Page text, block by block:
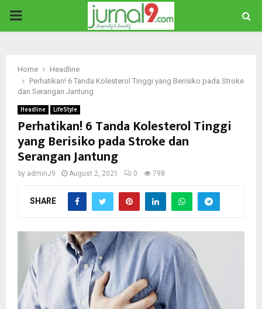
PRIMARY
Home
Headline
Perhatikan! 6 Tanda Kolesterol Tinggi yang Berisiko pada Stroke
dan Serangan Jantung
Headline LifeStyle
Perhatikan! 6 Tanda Kolesterol Tinggi
yang Berisiko pada Stroke dan
Serangan Jantung
by adminJ9 August 2, 2021 0 798
SHARE